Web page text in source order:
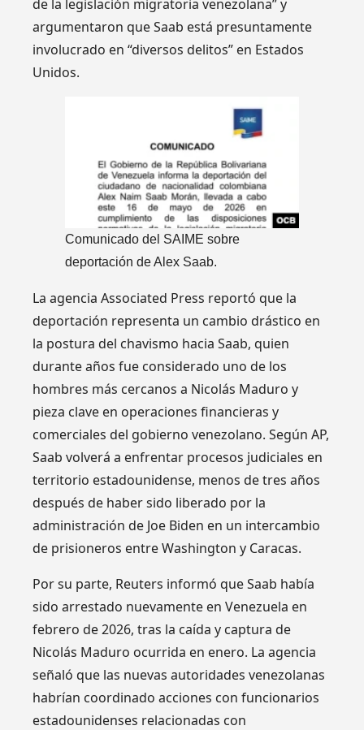
de la legislación migratoria venezolana” y
argumentaron que Saab está presuntamente
involucrado en “diversos delitos” en Estados
Unidos.
Comunicado del SAIME sobre
deportación de Alex Saab.
La agencia Associated Press reportó que la
deportación representa un cambio drástico en
la postura del chavismo hacia Saab, quien
durante años fue considerado uno de los
hombres más cercanos a Nicolás Maduro y
pieza clave en operaciones financieras y
comerciales del gobierno venezolano. Según AP,
Saab volverá a enfrentar procesos judiciales en
territorio estadounidense, menos de tres años
después de haber sido liberado por la
administración de Joe Biden en un intercambio
de prisioneros entre Washington y Caracas.
Por su parte, Reuters informó que Saab había
sido arrestado nuevamente en Venezuela en
febrero de 2026, tras la caída y captura de
Nicolás Maduro ocurrida en enero. La agencia
señaló que las nuevas autoridades venezolanas
habrían coordinado acciones con funcionarios
estadounidenses relacionadas con